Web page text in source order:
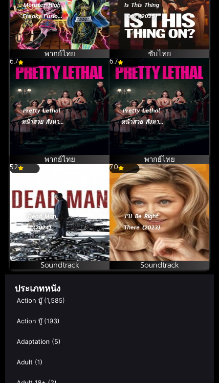
Monster High
Freaky Fusion
(2014) มอนสเต
อร์ไฮ อลเวงปีศาจ
พันธุ์ใหม่พากย์ไทย
Is This Thing
On? (2025)
ซับไทย
6.7
Pretty Lethal
หน้าสวย สังหาร
(2026)
พากย์ไทย
6.7
Pretty Lethal
หน้าสวย สังหาร
(2026)
พากย์ไทย
5.2
Dead Man
(2024)
Soundtrack
7.0
I’ll Be Right
There (2023)
Soundtrack
ประเภทหนัง
Action บู๊(1,585)
Action บู๊(193)
Adaptation (5)
Adult (1)